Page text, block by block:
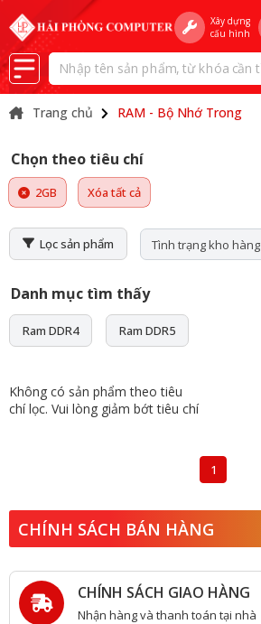
Xây dựng
cấu hình
Trang chủ RAM - Bộ Nhớ Trong
Chọn theo tiêu chí
2GB Xóa tất cả
Lọc sản phẩm Tình trạng kho hàng
Danh mục tìm thấy
Ram DDR4 Ram DDR5
Không có sản phẩm theo tiêu
chí lọc. Vui lòng giảm bớt tiêu chí
1
CHÍNH SÁCH BÁN HÀNG
CHÍNH SÁCH GIAO HÀNG
Nhận hàng và thanh toán tại nhà